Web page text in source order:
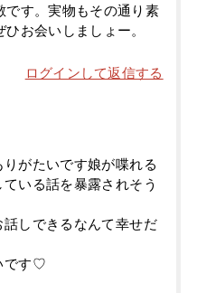
です。実物もその通り素
お会いしましょー。
ログインして返信する
がたいです娘が喋れる
いる話を暴露されそう
しできるなんて幸せだ
です♡